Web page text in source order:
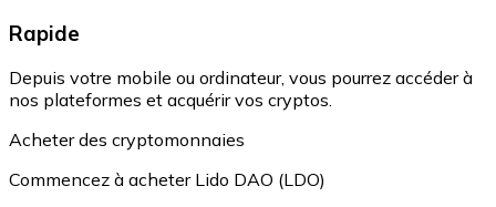
Rapide
Depuis votre mobile ou ordinateur, vous pourrez accéder à
nos plateformes et acquérir vos cryptos.
Acheter des cryptomonnaies
Commencez à acheter Lido DAO (LDO)